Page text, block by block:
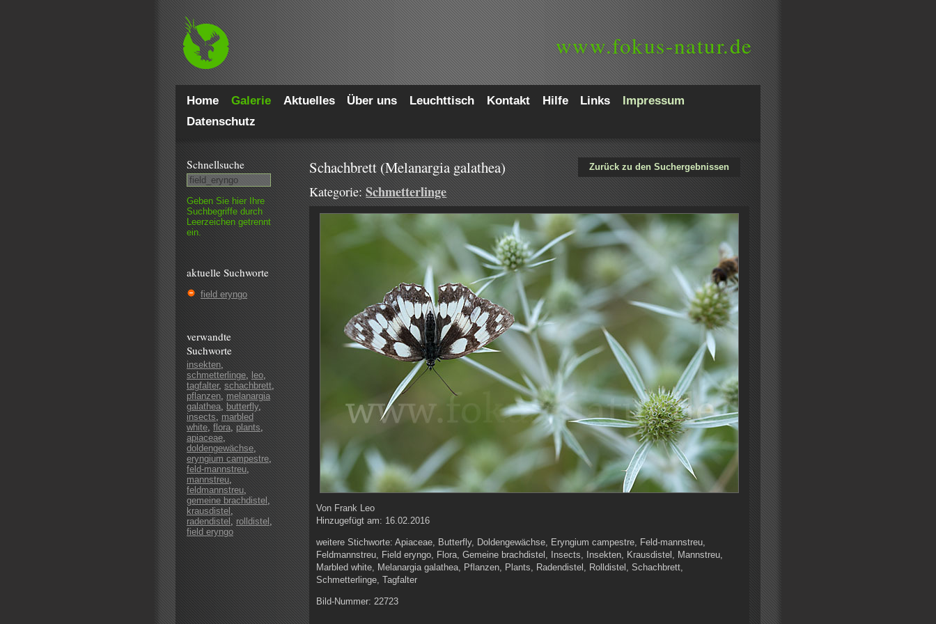
www.fokus-natur.de
Home Galerie Aktuelles Über uns Leuchttisch Kontakt Hilfe Links
Impressum
Datenschutz
Schnell­suche
Geben Sie hier Ihre
Such­begriffe durch
Leer­zeichen getrennt
ein.
aktuelle Suchworte
field eryngo
verwandte
Suchworte
insekten,
schmetterlinge, leo,
tagfalter, schachbrett,
pflanzen, melanargia
galathea, butterfly,
insects, marbled
white, flora, plants,
apiaceae,
doldengewächse,
eryngium campestre,
feld-mannstreu,
mannstreu,
feldmannstreu,
gemeine brachdistel ,
krausdistel ,
radendistel , rolldistel ,
field eryngo
Zurück zu den Suchergebnissen
Schachbrett (Melanargia galathea)
Kategorie:Schmetterlinge
Von Frank Leo
Hinzugefügt am: 16.02.2016
weitere Stichworte:Apiaceae, Butterfly, Doldengewächse, Eryngium campestre, Feld-mannstreu,
Feldmannstreu, Field eryngo, Flora, Gemeine brachdistel, Insects, Insekten, Krausdistel, Mannstreu,
Marbled white, Melanargia galathea, Pflanzen, Plants, Radendistel, Rolldistel, Schachbrett,
Schmetterlinge, Tagfalter
Bild-Nummer:22723